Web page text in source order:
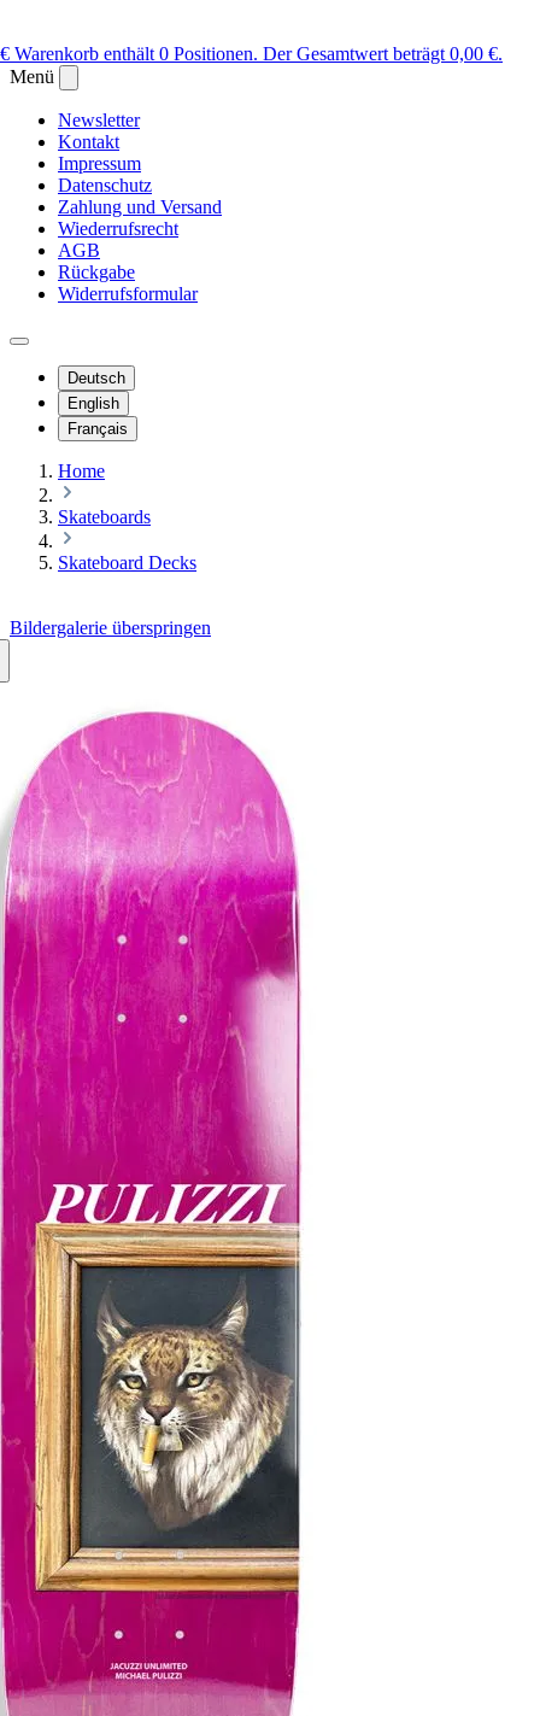
Warenkorb enthält 0 Positionen. Der Gesamtwert beträgt 0,00 €.
Menü
Newsletter
Kontakt
Impressum
Datenschutz
Zahlung und Versand
Wiederrufsrecht
AGB
Rückgabe
Widerrufsformular
Deutsch
English
Français
Home
Skateboards
Skateboard Decks
Bildergalerie überspringen